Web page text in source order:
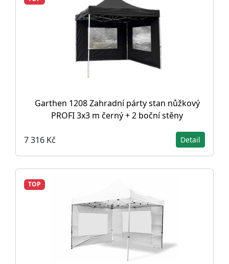
Garthen 1208 Zahradní párty stan nůžkový
PROFI 3x3 m černý + 2 boční stěny
7 316 Kč Detail
TOP